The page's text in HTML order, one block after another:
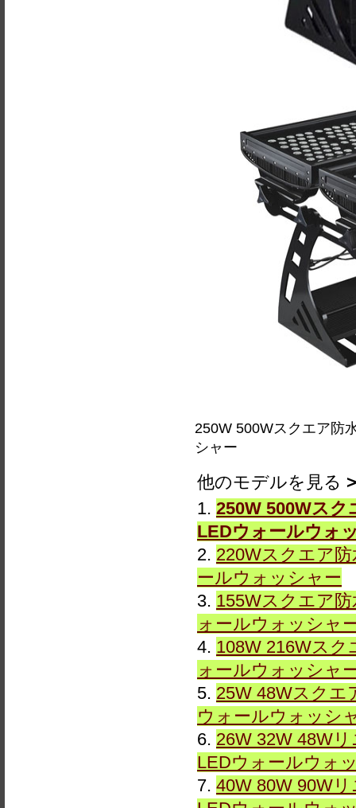
250W 500Wスクエア防
シャー
他のモデルを見る
1. 250W 500Wスク
LEDウォールウォ
2. 220Wスクエア
ールウォッシャー
3. 155Wスクエア
ォールウォッシャ
4. 108W 216Wスク
ォールウォッシャ
5. 25W 48Wスクエ
ウォールウォッシ
6. 26W 32W 48W
LEDウォールウォ
7. 40W 80W 90W